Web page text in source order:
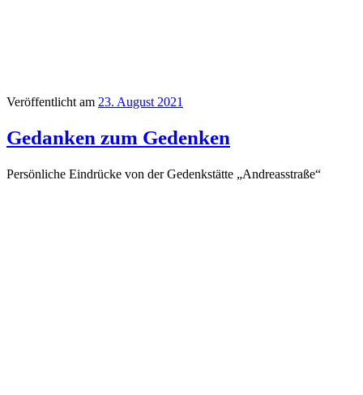
Veröffentlicht am 23. August 2021
Gedanken zum Gedenken
Persönliche Eindrücke von der Gedenkstätte „Andreasstraße“